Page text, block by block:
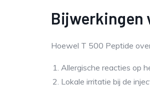
Bijwerkingen
Hoewel T 500 Peptide
Allergische reacties op
Lokale irritatie bij de